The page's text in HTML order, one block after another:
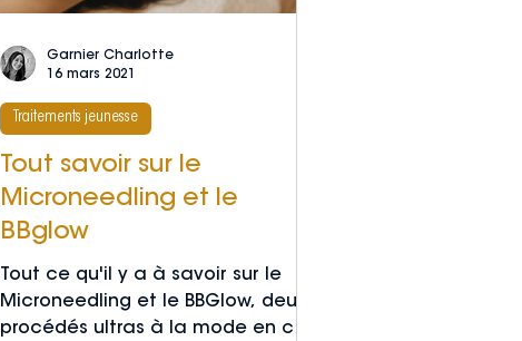
Tout savoir sur le
Microneedling et le
BBglow
Tout ce qu'il y a à savoir sur le
Microneedling et le BBGlow, deux
procédés ultras à la mode en ce
Traitements jeunesse
Garnier Charlotte
16 mars 2021